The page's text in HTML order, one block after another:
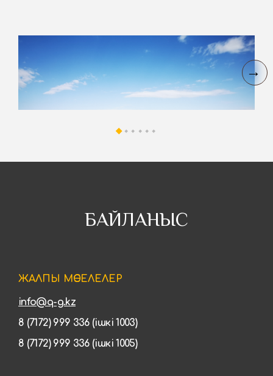
БАЙЛАНЫС
ЖАЛПЫ МӘСЕЛЕЛЕР
info@q-g.kz
8 (7172) 999 336 (ішкі 1003)
8 (7172) 999 336 (ішкі 1005)